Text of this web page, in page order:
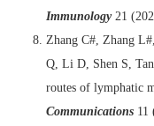
Immunology21
Zhang C#, Zhang
Q, Li D, Shen S,
routes of lymphatic
Communications 11